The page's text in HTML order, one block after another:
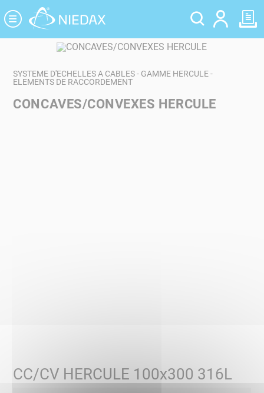
SYSTEME D'ECHELLES A CABLES - GAMME HERCULE -
ELEMENTS DE RACCORDEMENT
CONCAVES/CONVEXES HERCULE
CC/CV HERCULE 100x300 316L
Panneau de gestion des cookies